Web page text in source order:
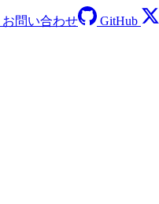
お問い合わせ
GitHub